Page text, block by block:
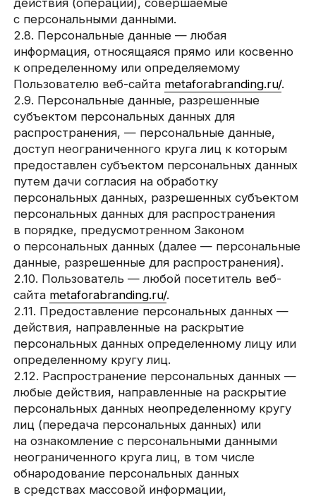
2.10. Пользователь — любой посетитель веб-
сайтаmetaforabranding.ru/.
2.11. Предоставление персональных данных —
действия, направленные на раскрытие
персональных данных определенному лицу или
определенному кругу лиц.
2.12. Распространение персональных данных —
любые действия, направленные на раскрытие
персональных данных неопределенному кругу
лиц (передача персональных данных) или
на ознакомление с персональными данными
неограниченного круга лиц, в том числе
обнародование персональных данных
в средствах массовой информации,
размещение в информационно-
телекоммуникационных сетях или
предоставление доступа к персональным
данным каким-либо иным способом.
2.13. Трансграничная передача персональных
данных — передача персональных данных
на территорию иностранного государства
органу власти иностранного государства,
иностранному физическому или иностранному
юридическому лицу.
2.14. Уничтожение персональных данных —
любые действия, в результате которых
персональные данные уничтожаются
безвозвратно с невозможностью дальнейшего
восстановления содержания персональных
данных в информационной системе
персональных данных и/или уничтожаются
материальные носители персональных данных.
3. Основные права и
обязанности Оператора
3.1. Оператор имеет право:
— получать от субъекта персональных данных